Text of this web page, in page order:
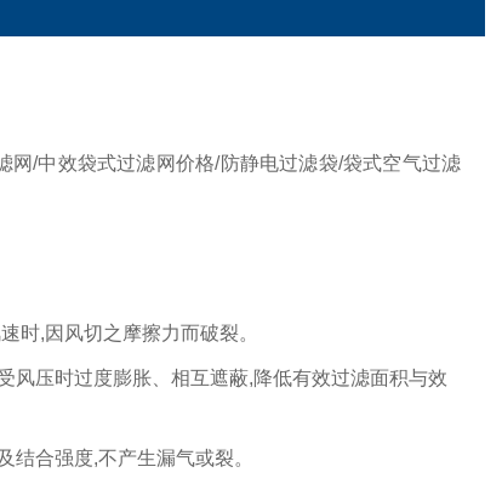
/中效袋式过滤网价格/防静电过滤袋/袋式空气过滤
时,因风切之摩擦力而破裂。
风压时过度膨胀、相互遮蔽,降低有效过滤面积与效
结合强度,不产生漏气或裂。